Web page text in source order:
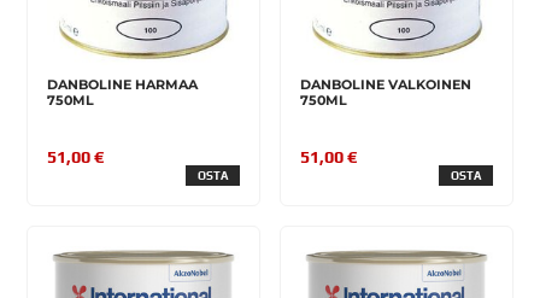
DANBOLINE HARMAA
750ML
51,00 €
OSTA
DANBOLINE VALKOINEN
750ML
51,00 €
OSTA